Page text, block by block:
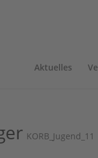
Aktuelles
KORB_Jugend_11